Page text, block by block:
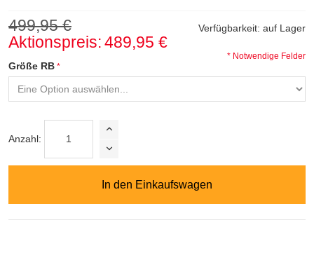
Verfügbarkeit: auf Lager
499,95 €
Aktionspreis:489,95 €
Größe RB
* Notwendige Felder
Anzahl:
In den Einkaufswagen